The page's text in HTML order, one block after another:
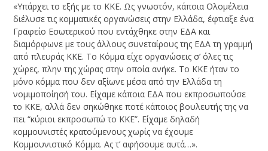
«Υπάρχει το εξής με το ΚΚΕ. Ως γνωστόν, κάποια Ολομέλεια
διέλυσε τις κομματικές οργανώσεις στην Ελλάδα, έφτιαξε ένα
Γραφείο Εσωτερικού που εντάχθηκε στην ΕΔΑ και
διαμόρφωνε με τους άλλους συνεταίρους της ΕΔΑ τη γραμμή
από πλευράς ΚΚΕ. Το Κόμμα είχε οργανώσεις σ’ όλες τις
χώρες, πλην της χώρας στην οποία ανήκε. Το ΚΚΕ ήταν το
μόνο κόμμα που δεν αξίωνε μέσα από την Ελλάδα τη
νομιμοποίησή του. Είχαμε κάποια ΕΔΑ που εκπροσωπούσε
το ΚΚΕ, αλλά δεν σηκώθηκε ποτέ κάποιος βουλευτής της να
πει “κύριοι εκπροσωπώ το ΚΚΕ”. Είχαμε δηλαδή
κομμουνιστές κρατούμενους χωρίς να έχουμε
Κομμουνιστικό Κόμμα. Ας τ’ αφήσουμε αυτά…».